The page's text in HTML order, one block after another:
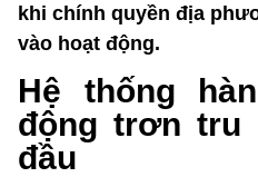
khi chính quyền địa
vào hoạt động.
Hệ thống
động trơn tru
đầu